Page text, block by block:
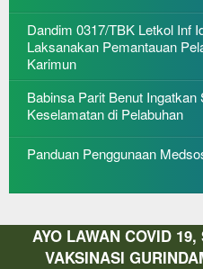
Dandim 0317/TBK Letkol Inf
Laksanakan Pemantauan
Karimun
Babinsa Parit Benut
Keselamatan di Pelabuhan
Panduan Penggunaan
AYO LAWAN COVID
VAKSINASI